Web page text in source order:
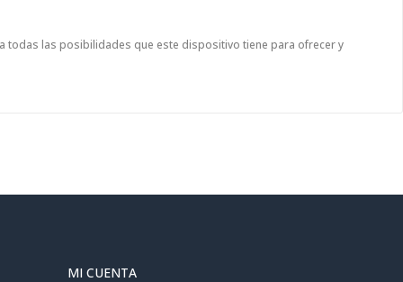
todas las posibilidades que este dispositivo tiene para ofrecer y
MI CUENTA